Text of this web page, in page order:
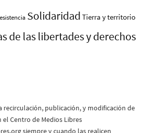
Solidaridad Tierra y territorio
de las libertades y derechos
recirculación, publicación, y modificación de
Centro de Medios Libres
siempre y cuando las realicen